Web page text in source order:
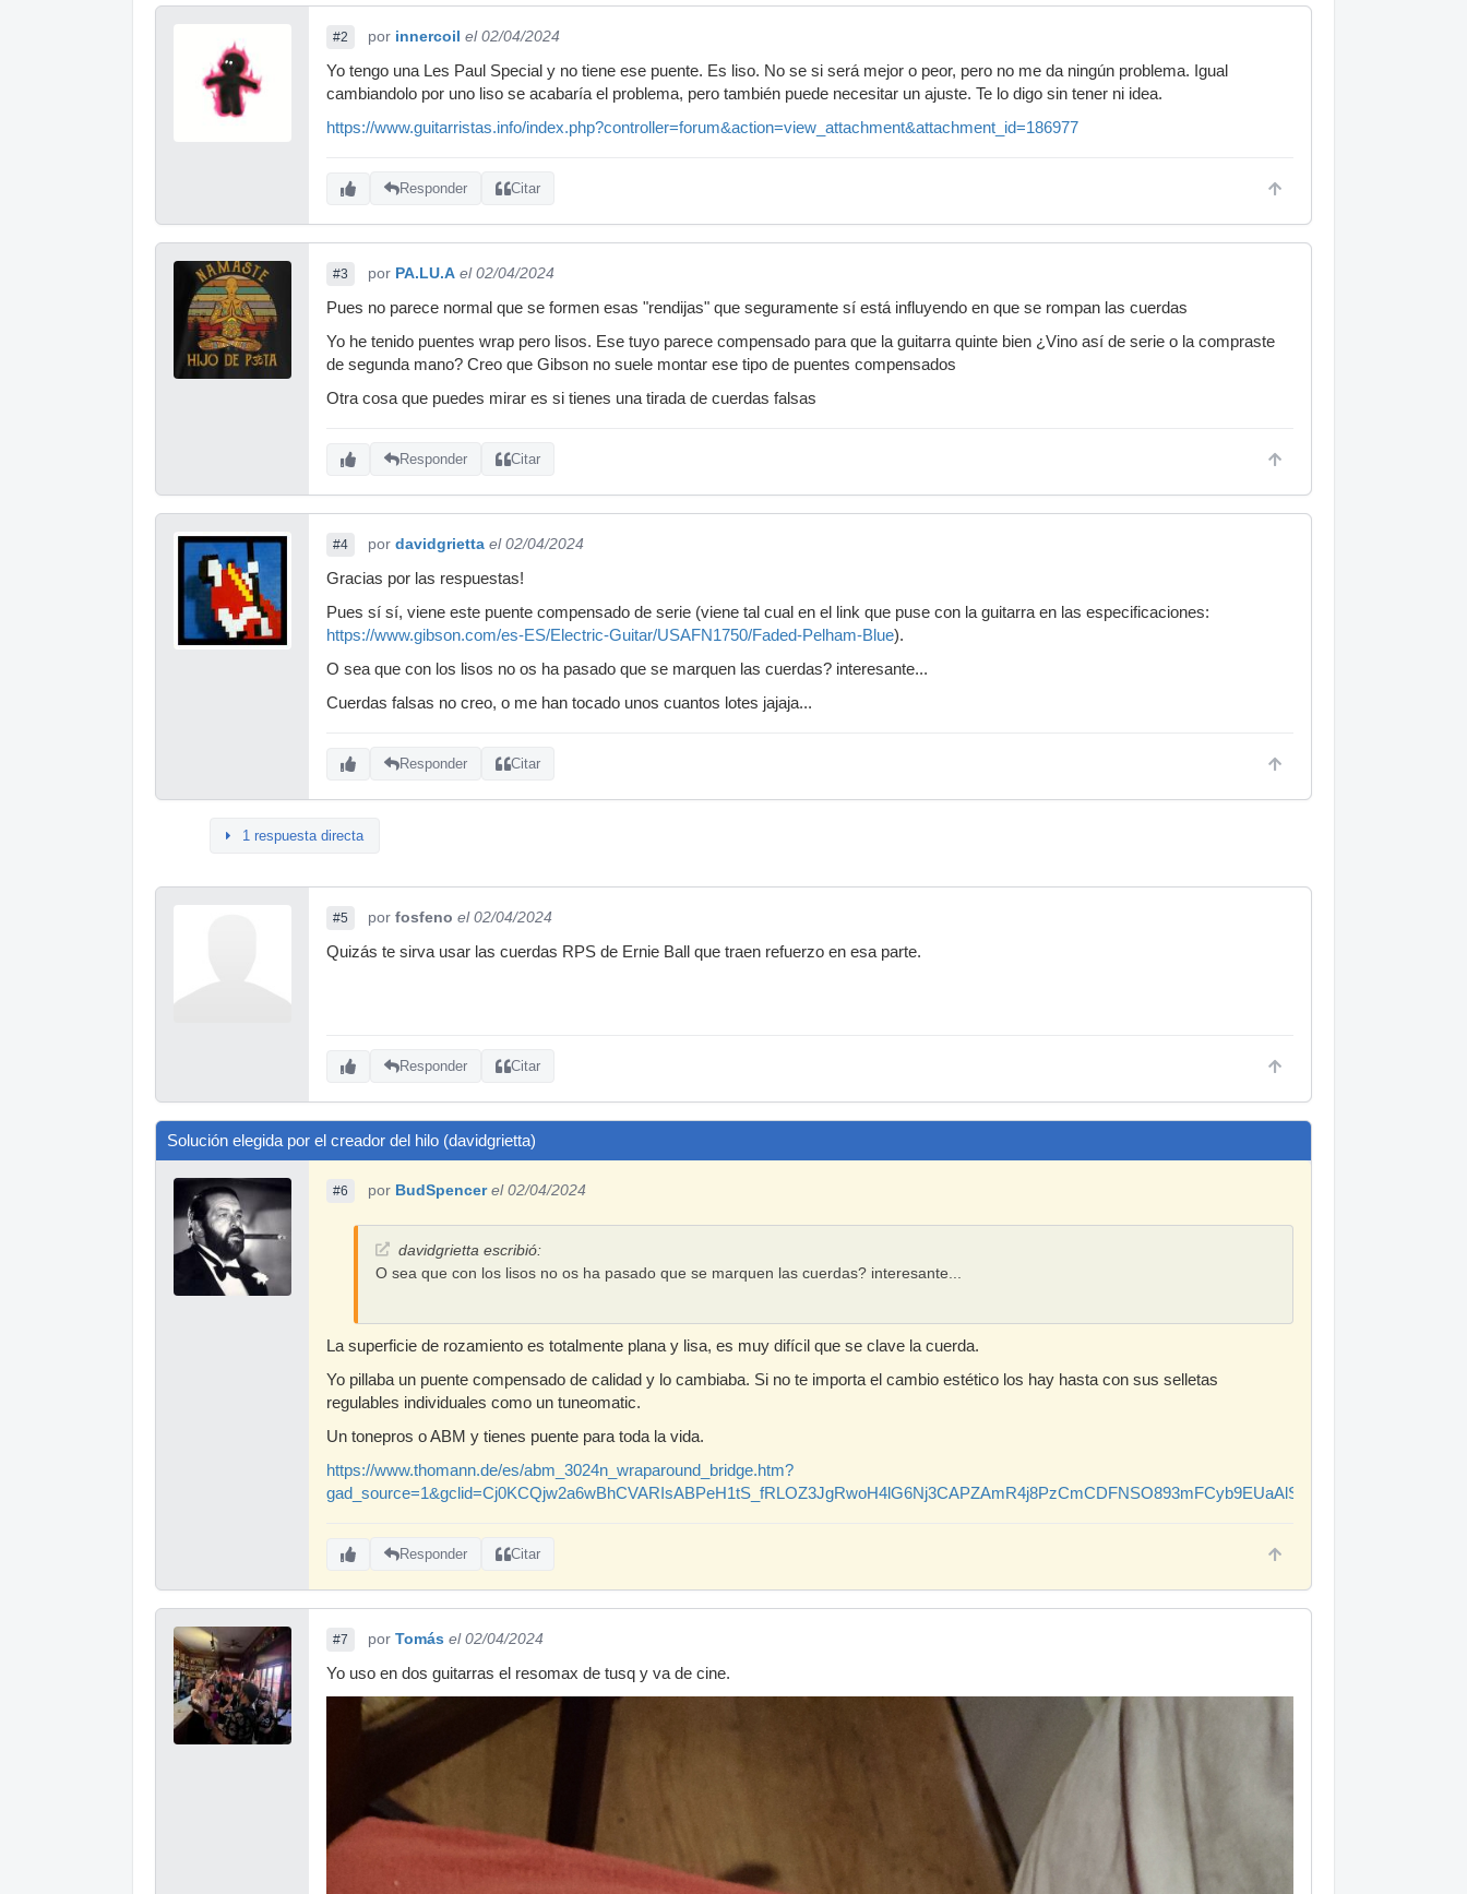
#2 por innercoil el 02/04/2024
Yo tengo una Les Paul Special y no tiene ese puente. Es liso. No se si será mejor o peor, pero no me da ningún problema. Igual
cambiandolo por uno liso se acabaría el problema, pero también puede necesitar un ajuste. Te lo digo sin tener ni idea.
https://www.guitarristas.info/index.php?controller=forum&action=view_attachment&attachment_id=186977
Responder Citar
#3 por PA.LU.A el 02/04/2024
Pues no parece normal que se formen esas "rendijas" que seguramente sí está influyendo en que se rompan las cuerdas
Yo he tenido puentes wrap pero lisos. Ese tuyo parece compensado para que la guitarra quinte bien ¿Vino así de serie o la compraste
de segunda mano? Creo que Gibson no suele montar ese tipo de puentes compensados
Otra cosa que puedes mirar es si tienes una tirada de cuerdas falsas
Responder Citar
#4 por davidgrietta el 02/04/2024
Gracias por las respuestas!
Pues sí sí, viene este puente compensado de serie (viene tal cual en el link que puse con la guitarra en las especificaciones:
https://www.gibson.com/es-ES/Electric-Guitar/USAFN1750/Faded-Pelham-Blue).
O sea que con los lisos no os ha pasado que se marquen las cuerdas? interesante...
Cuerdas falsas no creo, o me han tocado unos cuantos lotes jajaja...
Responder Citar
1 respuesta directa
#5 por fosfeno el 02/04/2024
Quizás te sirva usar las cuerdas RPS de Ernie Ball que traen refuerzo en esa parte.
Responder Citar
Solución elegida por el creador del hilo (davidgrietta)
#6 por BudSpencer el 02/04/2024
davidgrietta escribió:
O sea que con los lisos no os ha pasado que se marquen las cuerdas? interesante...
La superficie de rozamiento es totalmente plana y lisa, es muy difícil que se clave la cuerda.
Yo pillaba un puente compensado de calidad y lo cambiaba. Si no te importa el cambio estético los hay hasta con sus selletas
regulables individuales como un tuneomatic.
Un tonepros o ABM y tienes puente para toda la vida.
https://www.thomann.de/es/abm_3024n_wraparound_bridge.htm?
gad_source=1&gclid=Cj0KCQjw2a6wBhCVARIsABPeH1tS_fRLOZ3JgRwoH4lG6Nj3CAPZAmR4j8PzCmCDFNSO893mFCyb9EUaAlSgEALw_wcB
Responder Citar
#7 por Tomás el 02/04/2024
Yo uso en dos guitarras el resomax de tusq y va de cine.